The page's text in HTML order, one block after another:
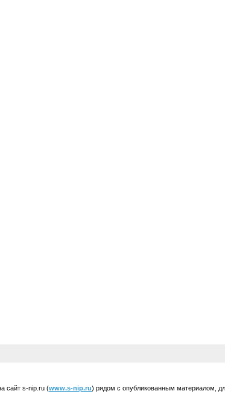
сайт s-nip.ru (www.s-nip.ru) рядом с опубликованным материалом,